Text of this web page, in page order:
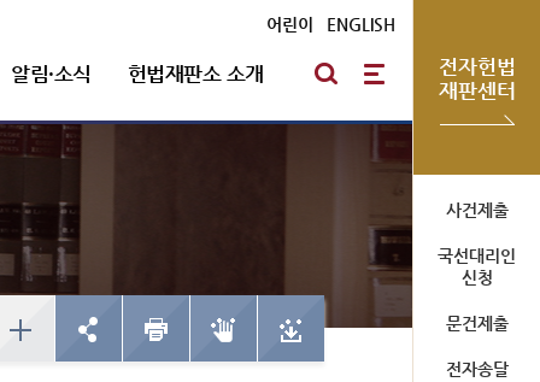
방청신청
예약하기
확인/취소
헌법재판통계
한눈에 보는 헌법재판
사건통계
심판절차 일반
자유게시판
심판기록복사
심판확정기록 복사신청
신청확인
알림·소식
포토뉴스
채용안내
헌법재판소 소개
연혁
어린이 ENGLISH
방청신청
예약하기
확인/취소
전자헌법
재판센터
사건제출
국선대리인
신청
문건제출
전자송달